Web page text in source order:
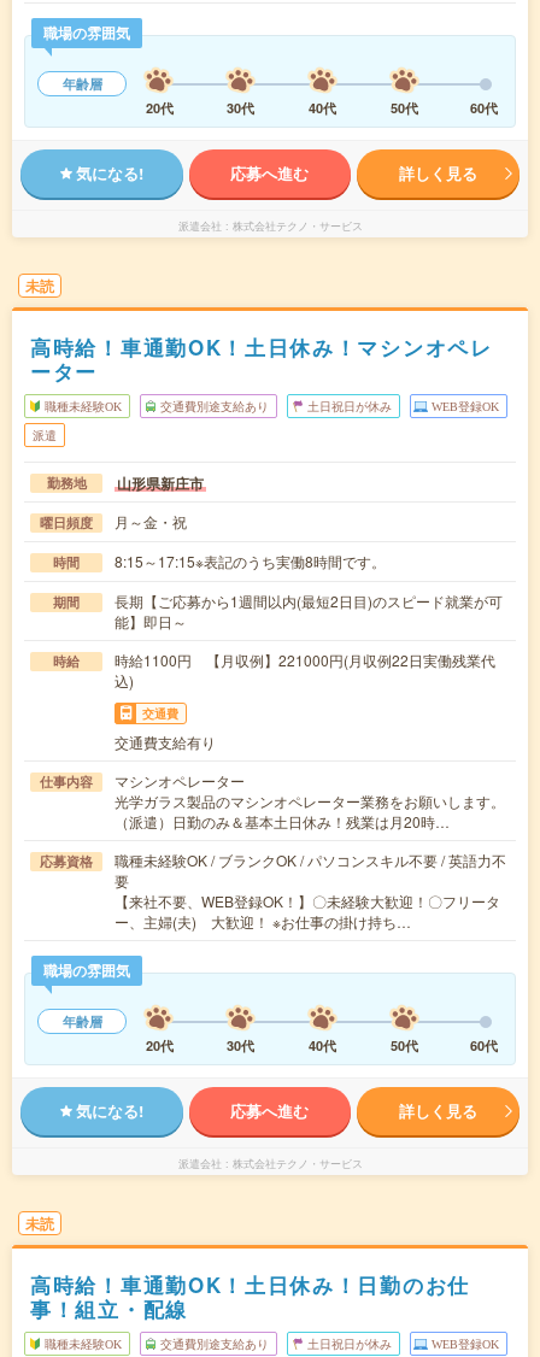
職場の雰囲気
年齢層
20代
30代 40代 50代 60代
気になる! 応募へ進む 詳しく見る
派遣会社 株式会社テクノ・サービス
未読
高時給！車通勤OK！土日休み！マシンオペレ
ーター
職種未経験OK 交通費別途支給あり 土日祝日が休み WEB登録OK
派遣
勤務地 山形県新庄市
曜日頻度 月～金・祝
時間 8:15～17:15※表記のうち実働8時間です。
期間
長期【ご応募から1週間以内(最短2日目)のスピード就業が可
能】即日～
時給
時給1100円 【月収例】221000円(月収例22日実働残業代
込)
交通費
交通費支給有り
仕事内容
マシンオペレーター
光学ガラス製品のマシンオペレーター業務をお願いします。
（派遣）日勤のみ＆基本土日休み！残業は月20時…
応募資格
職種未経験OK / ブランクOK / パソコンスキル不要 / 英語力不
要
【来社不要、WEB登録OK！】〇未経験大歓迎！〇フリータ
ー、主婦(夫) 大歓迎！ ※お仕事の掛け持ち…
職場の雰囲気
年齢層
20代
30代 40代 50代 60代
気になる! 応募へ進む 詳しく見る
派遣会社 株式会社テクノ・サービス
未読
高時給！車通勤OK！土日休み！日勤のお仕
事！組立・配線
職種未経験OK 交通費別途支給あり 土日祝日が休み WEB登録OK